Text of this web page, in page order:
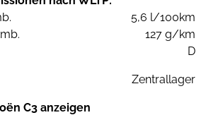
5,6 l/100km
127 g/km
D
Zentrallager
C3 anzeigen